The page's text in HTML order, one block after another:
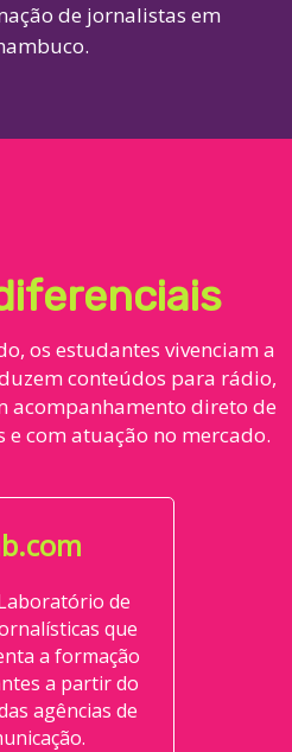
de jornalistas em
os estudantes vivenciam a
conteúdos para rádio,
acompanhamento direto de
e com atuação no mercado.
de
que
a formação
a partir do
agências de